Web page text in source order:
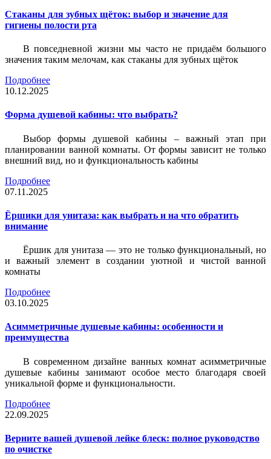
Стаканы для зубных щёток: выбор и значение для
гигиены полости рта
В повседневной жизни мы часто не придаём большого
значения таким мелочам, как стаканы для зубных щёток
Подробнее
10.12.2025
Форма душевой кабины: что выбрать?
Выбор формы душевой кабины – важный этап при
планировании ванной комнаты. От формы зависит не только
внешний вид, но и функциональность кабины
Подробнее
07.11.2025
Ёршики для унитаза: как выбрать и на что обратить
внимание
Ёршик для унитаза — это не только функциональный, но
и важный элемент в создании уютной и чистой ванной
комнаты
Подробнее
03.10.2025
Асимметричные душевые кабины: особенности и
преимущества
В современном дизайне ванных комнат асимметричные
душевые кабины занимают особое место благодаря своей
уникальной форме и функциональности.
Подробнее
22.09.2025
Верните вашей душевой лейке блеск: полное руководство
по очистке